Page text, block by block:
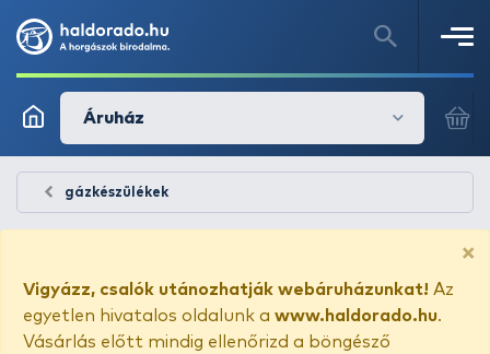
Áruház
gázkészülékek
×
Vigyázz, csalók utánozhatják webáruházunkat! Az
egyetlen hivatalos oldalunk a www.haldorado.hu.
Vásárlás előtt mindig ellenőrizd a böngésző